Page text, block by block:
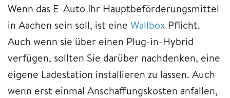
Wenn das E-Auto Ihr Hauptbeförderungsmittel
in Aachen sein soll, ist eine Wallbox Pflicht.
Auch wenn sie über einen Plug-in-Hybrid
verfügen, sollten Sie darüber nachdenken, eine
eigene Ladestation installieren zu lassen. Auch
wenn erst einmal Anschaffungskosten anfallen,